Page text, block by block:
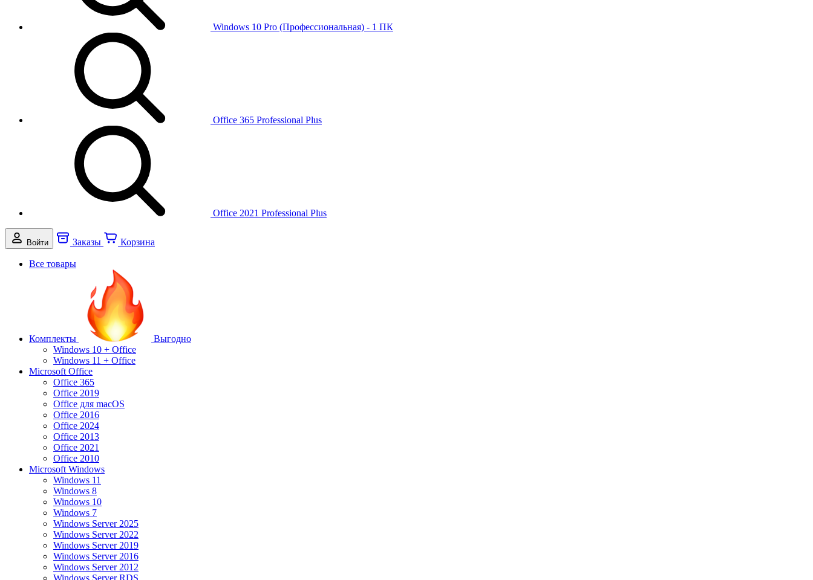
Windows 10 Pro (Профессиональная) - 1 ПК
Office 365 Professional Plus
Office 2021 Professional Plus
Войти Заказы Корзина
Все товары
Комплекты
Выгодно
Windows 10 + Office
Windows 11 + Office
Microsoft Office
Office 365
Office 2019
Office для macOS
Office 2016
Office 2024
Office 2013
Office 2021
Office 2010
Microsoft Windows
Windows 11
Windows 8
Windows 10
Windows 7
Windows Server 2025
Windows Server 2022
Windows Server 2019
Windows Server 2016
Windows Server 2012
Windows Server RDS